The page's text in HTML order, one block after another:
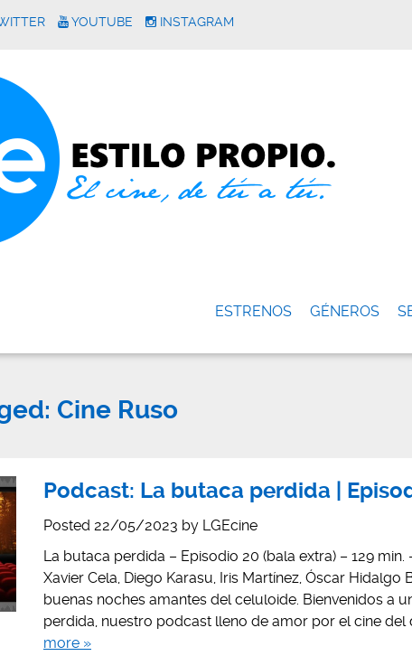
YOUTUBE INSTAGRAM
ESTRENOS GÉNEROS
Cine Ruso
Podcast: La butaca perdida |
Posted 22/05/2023 by LGEcine
La butaca perdida – Episodio 20 (bala extra) – 129
Xavier Cela, Diego Karasu, Iris Martínez, Óscar Hidalgo
buenas noches amantes del celuloide. Bienvenidos a
perdida, nuestro podcast lleno de amor por el cine del
more »